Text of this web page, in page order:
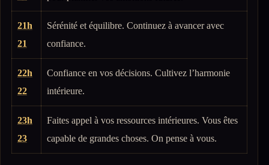
21h
21
Sérénité et équilibre. Continuez à avancer avec
confiance.
22h
22
Confiance en vos décisions. Cultivez l’harmonie
intérieure.
23h
23
Faites appel à vos ressources intérieures. Vous êtes
capable de grandes choses. On pense à vous.